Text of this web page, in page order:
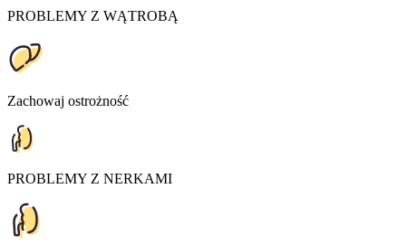
PROBLEMY Z WĄTROBĄ
Zachowaj ostrożność
PROBLEMY Z NERKAMI